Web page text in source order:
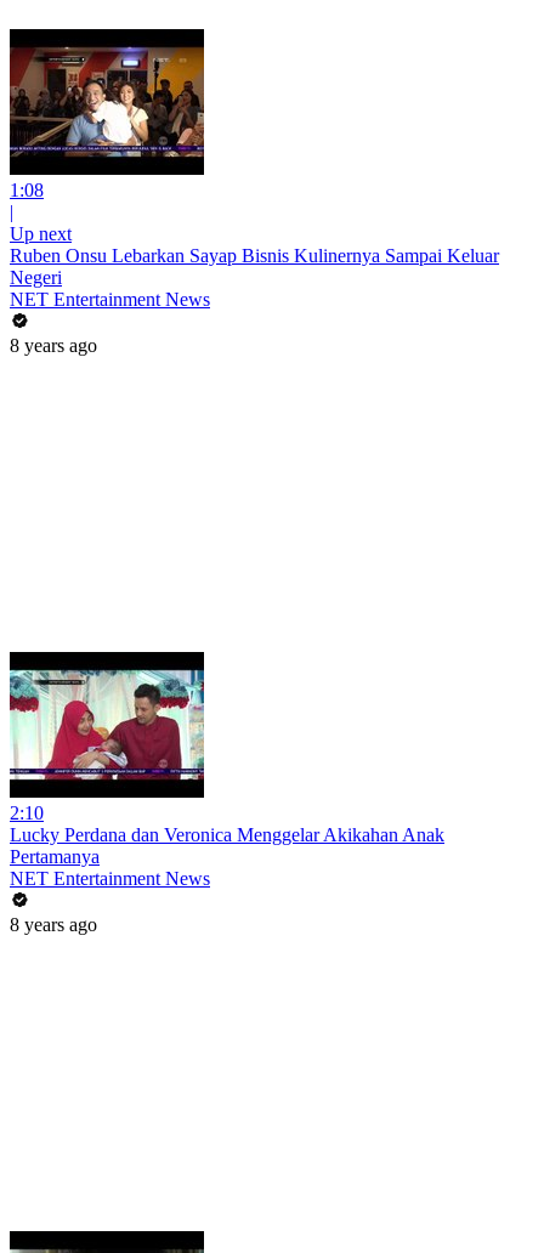
1:08
|
Up next
Ruben Onsu Lebarkan Sayap Bisnis Kulinernya Sampai Keluar
Negeri
NET Entertainment News
8 years ago
2:10
Lucky Perdana dan Veronica Menggelar Akikahan Anak
Pertamanya
NET Entertainment News
8 years ago